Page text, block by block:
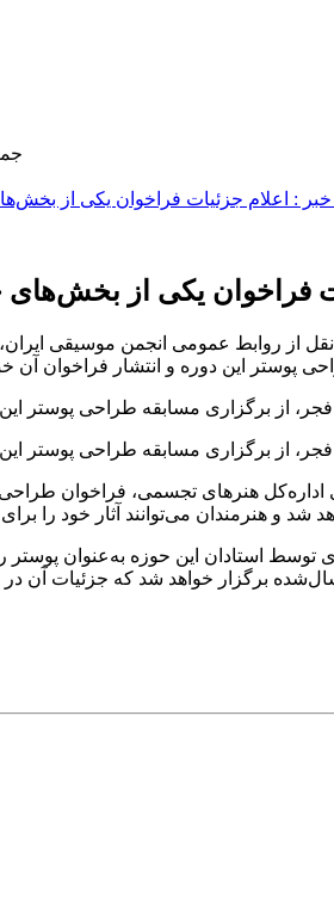
جمعه - ۲۴
فراخوان یکی از
از روابط عمومی انجمن موسیقی
اداره‌کل هنرهای تجسمی، فراخوان
توسط استادان این حوزه به‌عنوان